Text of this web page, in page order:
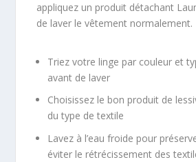
appliquez un produit détachant
de laver le vêtement normalement.
Triez votre linge par couleur et
avant de laver
Choisissez le bon produit de
du type de textile
Lavez à l’eau froide pour
éviter le rétrécissement des